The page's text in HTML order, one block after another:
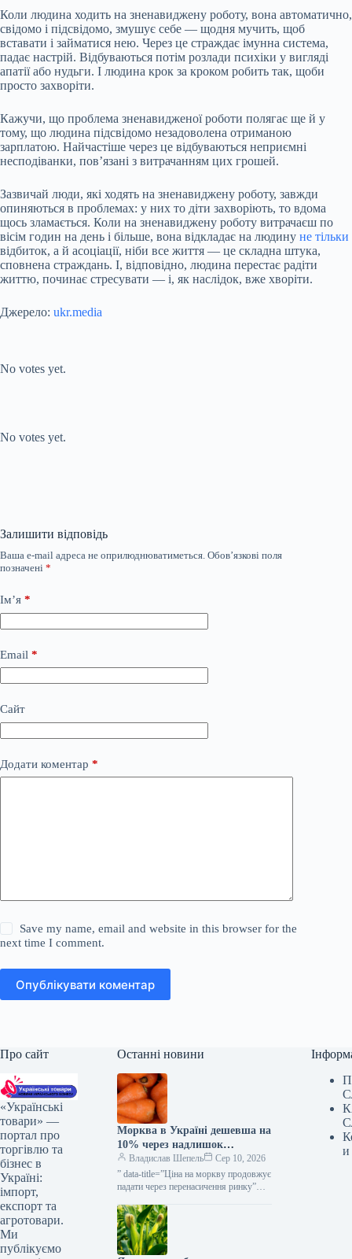
Коли людина ходить на зненавиджену роботу, вона автоматично,
свідомо і підсвідомо, змушує себе — щодня мучить, щоб
вставати і займатися нею. Через це страждає імунна система,
падає настрій. Відбуваються потім розлади психіки у вигляді
апатії або нудьги. І людина крок за кроком робить так, щоби
просто захворіти.
Кажучи, що проблема зненавидженої роботи полягає ще й у
тому, що людина підсвідомо незадоволена отриманою
зарплатою. Найчастіше через це відбуваються неприємні
несподіванки, пов’язані з витрачанням цих грошей.
Зазвичай люди, які ходять на зненавиджену роботу, завжди
опиняються в проблемах: у них то діти захворіють, то вдома
щось зламається. Коли на зненавиджену роботу витрачаєш по
вісім годин на день і більше, вона відкладає на людину не тільки
відбиток, а й асоціації, ніби все життя — це складна штука,
сповнена страждань. І, відповідно, людина перестає радіти
життю, починає стресувати — і, як наслідок, вже хворіти.
Джерело: ukr.media
No votes yet.
No votes yet.
Залишити відповідь
Ваша e-mail адреса не оприлюднюватиметься. Обов’язкові поля
позначені *
Ім’я *
Email *
Сайт
Додати коментар *
Save my name, email and website in this browser for the
next time I comment.
Опублікувати коментар
Про сайт
«Українські
товари» —
портал про
торгівлю та
бізнес в
Україні:
імпорт,
експорт та
агротовари.
Ми
публікуємо
Останні новини
Морква в Україні дешевша на
10% через надлишок
постачання — КУРКУЛЬ
Владислав Шепель
Сер 10, 2026
” data-title=”Ціна на моркву продовжує
падати через перенасичення ринку”
url=”https://kurkul.com/news/41876-
cherez-perenasichennya-rinku-
prodavjuye-znijuvatis-tsina-na-morkvu”>
Ціна на моркву продовжує падати
и